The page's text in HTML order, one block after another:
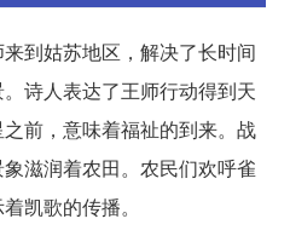
到姑苏地区，解决了长时间
诗人表达了王师行动得到天
前，意味着福祉的到来。战
滋润着农田。农民们欢呼雀
凯歌的传播。